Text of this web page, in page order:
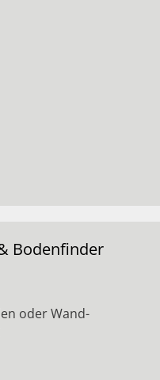
Bodenfinder
oder Wand-